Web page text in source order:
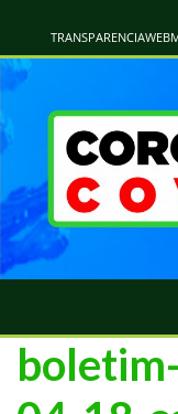
TRANSPARENCIA